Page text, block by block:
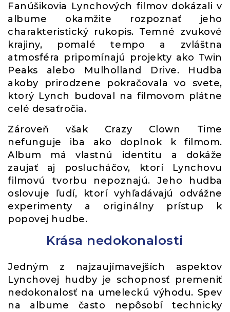
Fanúšikovia Lynchových filmov dokázali v
albume okamžite rozpoznať jeho
charakteristický rukopis. Temné zvukové
krajiny, pomalé tempo a zvláštna
atmosféra pripomínajú projekty ako Twin
Peaks alebo Mulholland Drive. Hudba
akoby prirodzene pokračovala vo svete,
ktorý Lynch budoval na filmovom plátne
celé desaťročia.
Zároveň však Crazy Clown Time
nefunguje iba ako doplnok k filmom.
Album má vlastnú identitu a dokáže
zaujať aj poslucháčov, ktorí Lynchovu
filmovú tvorbu nepoznajú. Jeho hudba
oslovuje ľudí, ktorí vyhľadávajú odvážne
experimenty a originálny prístup k
popovej hudbe.
Krása nedokonalosti
Jedným z najzaujímavejších aspektov
Lynchovej hudby je schopnosť premeniť
nedokonalosť na umeleckú výhodu. Spev
na albume často nepôsobí technicky